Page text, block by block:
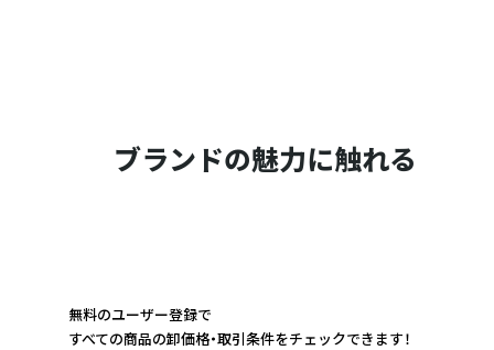
ブランドの魅力に触れる
無料のユーザー登録で
すべての商品の卸価格・取引条件をチェックできます！